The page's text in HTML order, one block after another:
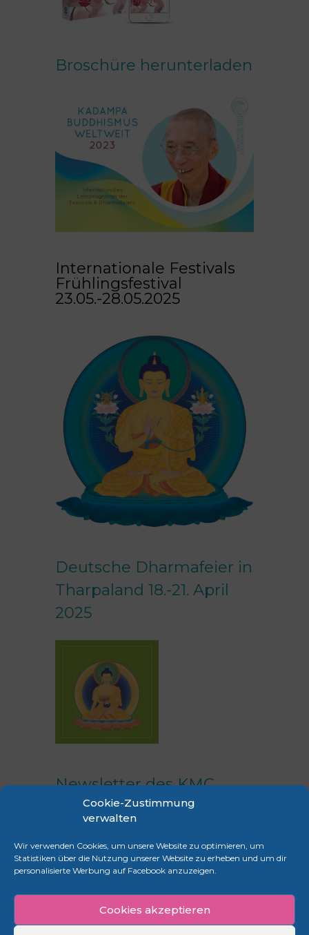
Cookie-Zustimmung
verwalten
Wir verwenden Cookies, um unsere Website zu optimieren, um
Statistiken über die Nutzung unserer Website zu erheben und um dir
personalisierte Werbung auf Facebook anzuzeigen.
Cookies akzeptieren
Broschüre herunterladen
Internationale Festivals
Frühlingsfestival
23.05.-28.05.2025
Deutsche Dharmafeier in
Tharpaland 18.-21. April
2025
Newsletter des KMC
Frankfurt
Erhalte regelmäßig Infos zu unseren
Veranstaltungen.